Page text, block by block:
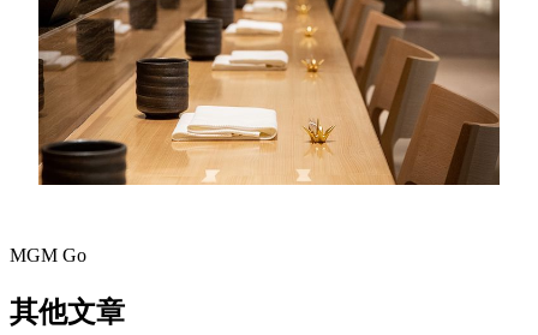
為語言，讓文化與味道在澳門匯聚。
地點：澳門美高梅「盛事‧寿志團」
日期：2025年11月11日至14日 (已完結)
探索更多美高梅餐飲
MGM Go
其他文章